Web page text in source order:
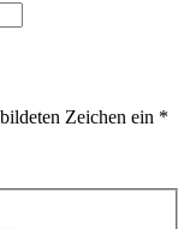
Zeichen ein *